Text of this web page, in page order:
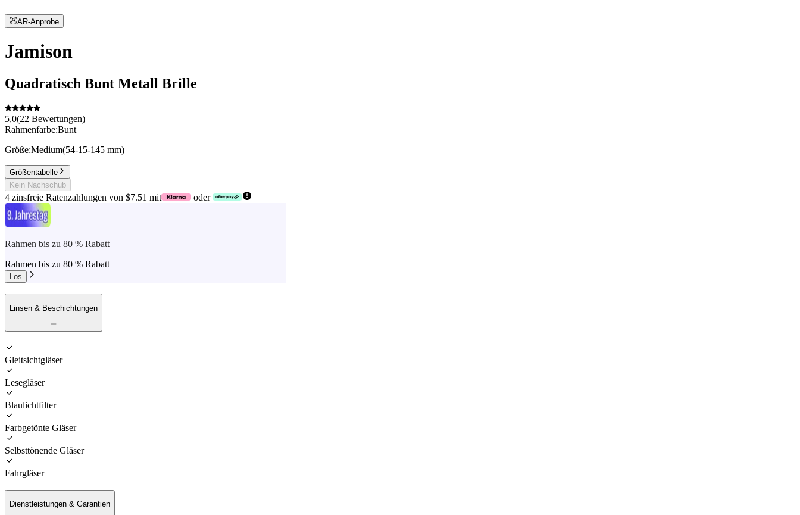
AR-Anprobe
Jamison
Quadratisch Bunt Metall Brille
5,0(22 Bewertungen)
Rahmenfarbe:Bunt
Größe:Medium(54-15-145 mm)
Größentabelle
Kein Nachschub
4 zinsfreie Ratenzahlungen von $7.51 mit oder
Rahmen bis zu 80 % Rabatt
Rahmen bis zu 80 % Rabatt
Los
Linsen & Beschichtungen
Gleitsichtgläser
Lesegläser
Blaulichtfilter
Farbgetönte Gläser
Selbsttönende Gläser
Fahrgläser
Dienstleistungen & Garantien